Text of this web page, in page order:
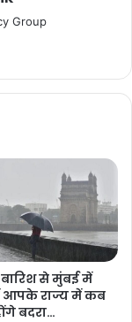
Group
बारिश से मुंबई में
आपके राज्य में कब
बदरा…